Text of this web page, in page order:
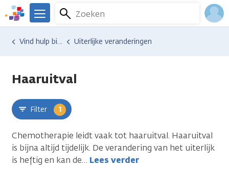
Overslaan
en
naar
We
er
Kanker.nl
Zoeken
Menu
Hulp en ondersteuning
Vind hulp bij kanker Uiterlijke veranderingen
Haaruitval
Filter 1
Chemotherapie leidt vaak tot haaruitval. Haaruitval
is bijna altijd tijdelijk. De verandering van het uiterlijk
is heftig en kan de… Lees verder